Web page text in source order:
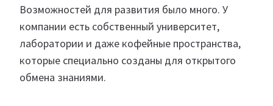
Возможностей для развития было много. У
компании есть собственный университет,
лаборатории и даже кофейные пространства,
которые специально созданы для открытого
обмена знаниями.